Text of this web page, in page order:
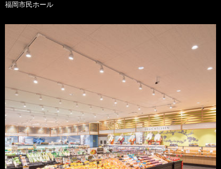
福岡市民ホール